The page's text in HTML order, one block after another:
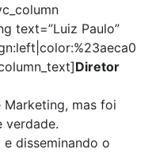
text=”Luiz Paulo”
Diretor
Marketing, mas foi
verdade.
disseminando o